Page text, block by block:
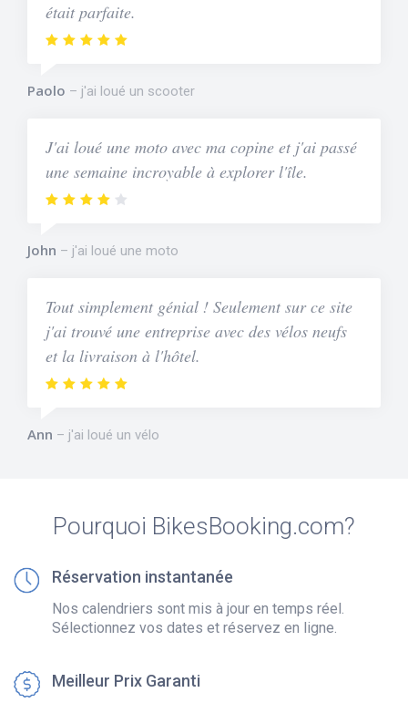
était parfaite.
Paolo j'ai loué un scooter
J'ai loué une moto avec ma copine et j'ai passé
une semaine incroyable à explorer l'île.
John j'ai loué une moto
Tout simplement génial ! Seulement sur ce site
j'ai trouvé une entreprise avec des vélos neufs
et la livraison à l'hôtel.
Ann j'ai loué un vélo
Pourquoi BikesBooking.com?
Réservation instantanée
Nos calendriers sont mis à jour en temps réel.
Sélectionnez vos dates et réservez en ligne.
Meilleur Prix Garanti